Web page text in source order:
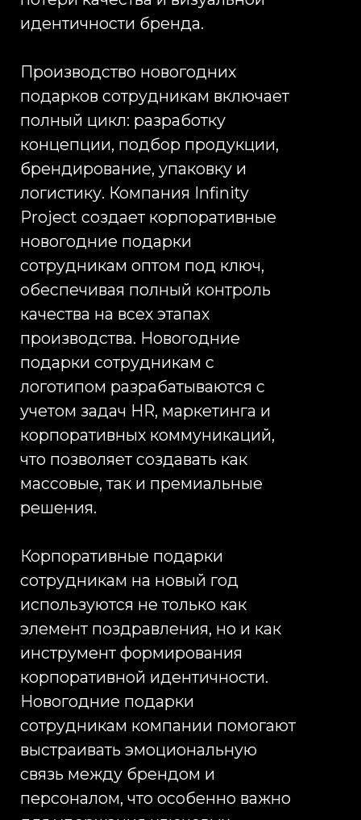
Новогодние подарки
сотрудникам с логотипом от
Infinity Project — это не просто
для бизнеса, включающее
разработку концепции,
производство, брендирование и
доставку. Корпоративные
новогодние подарки
сотрудникам оптом позволяют
массового поздравления
персонала на уровне
федеральных стандартов
Мы производим новогодние
для HR-отделов, закупок и
маркетинга, обеспечивая полный
цикл реализации и контроль
качества. Корпоративные подарки
создаются под задачи бизнеса,
культуру компании, что позволяет
достигать максимального
эффекта от внедрения программы
Корпоративные новогодние
логотипом остаются одним из
наиболее эффективных
инструментов HR-коммуникации,
позволяя компаниям системно
выстраивать внутреннюю
лояльность и укреплять бренд